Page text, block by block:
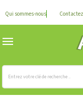
Qui sommes-nous